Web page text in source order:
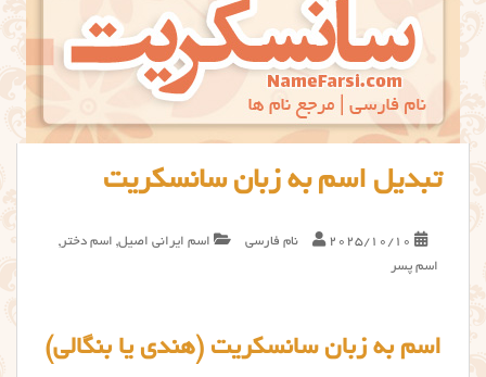
تبدیل اسم به زبان سانسکریت
2025/10/10 نام فارسی اسم ایرانی اصیل, اسم دختر ,
اسم پسر
اسم به زبان سانسکریت (هندی یا بنگالی)